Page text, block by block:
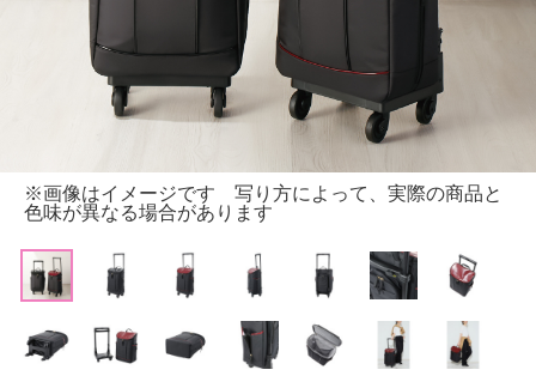
※画像はイメージです 写り方によって、実際の商品と
色味が異なる場合があります